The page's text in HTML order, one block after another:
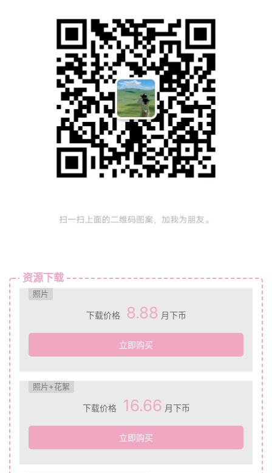
资源下载
照片
下载价格 8.88 月下币
立即购买
照片+花絮
下载价格 16.66 月下币
立即购买